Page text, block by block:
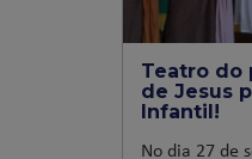
Teatro do
de Jesus
Infantil!
No dia 27 de